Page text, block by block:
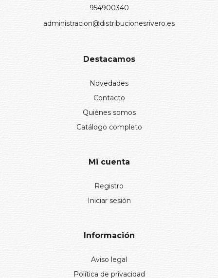
954900340
administracion@distribucionesrivero.es
Destacamos
Novedades
Contacto
Quiénes somos
Catálogo completo
Mi cuenta
Registro
Iniciar sesión
Información
Aviso legal
Política de privacidad